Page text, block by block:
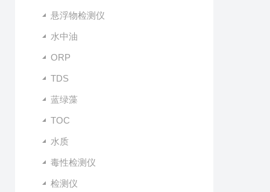
悬浮物检测仪
水中油
ORP
TDS
蓝绿藻
TOC
水质
毒性检测仪
检测仪